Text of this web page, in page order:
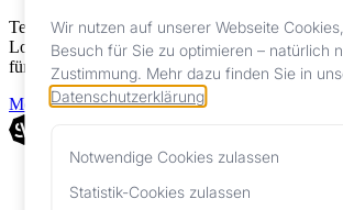
Test des SmallRig Tribex: Revolutionäres 3-
Lock-System, extrem schnellem Aufbau und
für Fotografen und Videografen.
Mehr lesen
Impressum
Wir nutzen auf unserer Webseite
Besuch für Sie zu optimieren – natürlich
Zustimmung. Mehr dazu finden Sie in
Datenschutzerklärung
Notwendige Cookies zulassen
Unverzichtbar für die
Statistik-Cookies zulassen
Helfen uns, unsere Website zu